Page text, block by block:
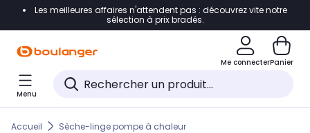
Accéder directement à la navigation
Accéder directement au pied de page
Accéder directement au chatbot
Les meilleures affaires n'attendent pas : découvrez vite notre
sélection à prix bradés.
Me connecterPanier
Menu
Accueil Sèche-linge pompe à chaleur